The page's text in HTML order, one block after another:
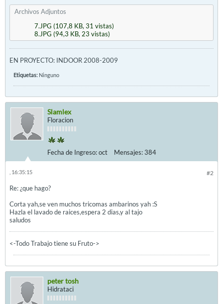
Archivos Adjuntos
7.JPG (107,8 KB, 31 vistas)
8.JPG (94,3 KB, 23 vistas)
EN PROYECTO: INDOOR 2008-2009
Etiquetas: Ninguno
Slamlex
Floracion
Fecha de Ingreso:oct Mensajes:384
#2
, 16:35:15
Re: ¿que hago?
Corta yah,se ven muchos tricomas ambarinos yah :S
Hazla el lavado de raices,espera 2 dias,y al tajo
saludos
<-Todo Trabajo tiene su Fruto->
peter tosh
Hidrataci